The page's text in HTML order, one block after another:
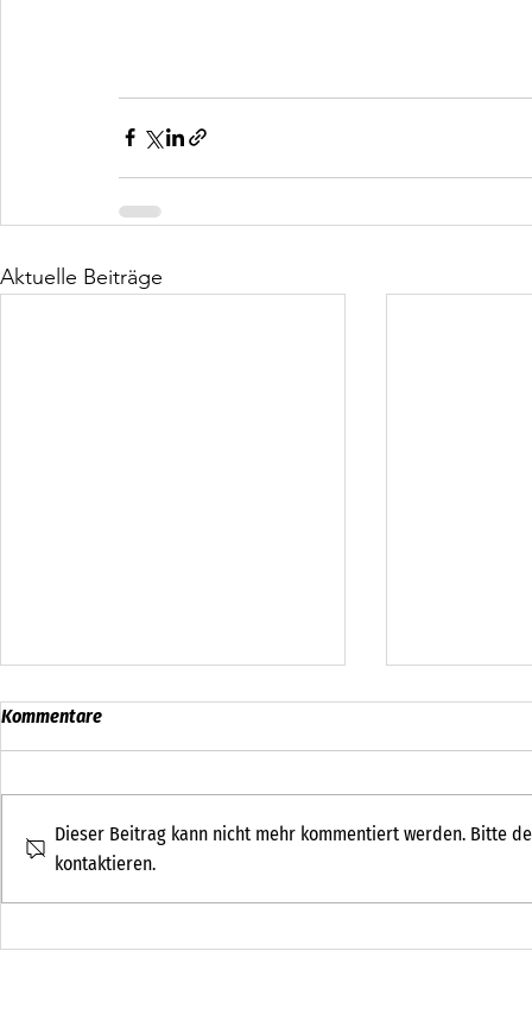
Aktuelle Beiträge
Sommer-Tenniscamp beim TC
Kommentare
Dieser Beitrag kann nicht mehr kommentiert werden. Bitte
kontaktieren.